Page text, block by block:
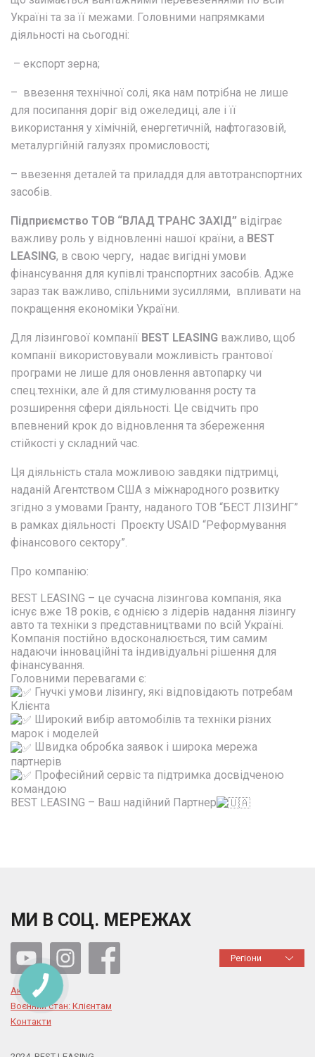
Україні та за її межами. Головними напрямками
діяльності на сьогодні:
– експорт зерна;
– ввезення технічної солі, яка нам потрібна не лише
для посипання доріг від ожеледиці, але і її
використання у хімічній, енергетичній, нафтогазовій,
металургійній галузях промисловості;
– ввезення деталей та приладдя для автотранспортних
засобів.
Підприємство ТОВ “ВЛАД ТРАНС ЗАХІД” відіграє
важливу роль у відновленні нашої країни, а BEST
LEASING, в свою чергу, надає вигідні умови
фінансування для купівлі транспортних засобів. Адже
зараз так важливо, спільними зусиллями, впливати на
покращення економіки України.
Для лізингової компанії BEST LEASING важливо, щоб
компанії використовували можливість грантової
програми не лише для оновлення автопарку чи
спец.техніки, але й для стимулювання росту та
розширення сфери діяльності. Це свідчить про
впевнений крок до відновлення та збереження
стійкості у складний час.
Ця діяльність стала можливою завдяки підтримці,
наданій Агентством США з міжнародного розвитку
згідно з умовами Гранту, наданого ТОВ “БЕСТ ЛІЗИНГ”
в рамках діяльності Проєкту USAID “Реформування
фінансового сектору”.
Про компанію:
BEST LEASING – це сучасна лізингова компанія, яка
існує вже 18 років, є однією з лідерів надання лізингу
авто та техніки з представництвами по всій Україні.
Компанія постійно вдосконалюється, тим самим
надаючи інноваційні та індивідуальні рішення для
фінансування.
Головними перевагами є:
Гнучкі умови лізингу, які відповідають потребам
Клієнта
Широкий вибір автомобілів та техніки різних
марок і моделей
Швидка обробка заявок і широка мережа
партнерів
Професійний сервіс та підтримка досвідченою
командою
BEST LEASING – Ваш надійний Партнер
МИ В СОЦ. МЕРЕЖАХ
Регіони
Акції
Воєнний стан: Клієнтам
Контакти